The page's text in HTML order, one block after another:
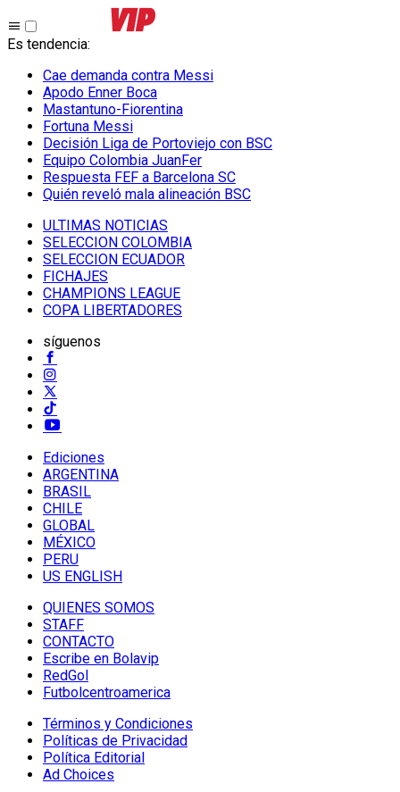
Es tendencia:
Cae demanda contra Messi
Apodo Enner Boca
Mastantuno-Fiorentina
Fortuna Messi
Decisión Liga de Portoviejo con BSC
Equipo Colombia JuanFer
Respuesta FEF a Barcelona SC
Quién reveló mala alineación BSC
ULTIMAS NOTICIAS
SELECCION COLOMBIA
SELECCION ECUADOR
FICHAJES
CHAMPIONS LEAGUE
COPA LIBERTADORES
síguenos
Ediciones
ARGENTINA
BRASIL
CHILE
GLOBAL
MÉXICO
PERU
US ENGLISH
QUIENES SOMOS
STAFF
CONTACTO
Escribe en Bolavip
RedGol
Futbolcentroamerica
Términos y Condiciones
Políticas de Privacidad
Política Editorial
Ad Choices